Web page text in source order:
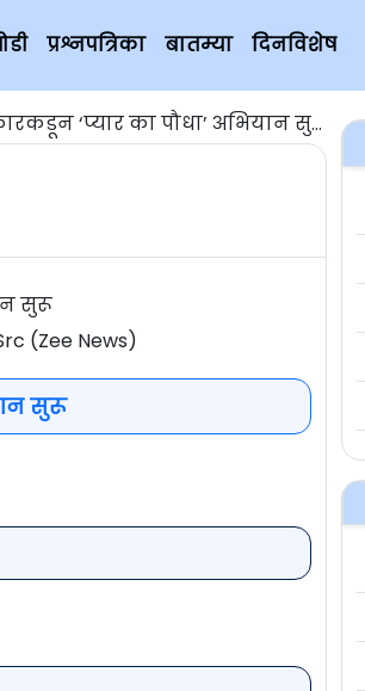
प्रश्नपत्रिका बातम्या दिनविशेष
‘प्यार का पौधा’ अभियान सुरू
(Zee News)
सुरू